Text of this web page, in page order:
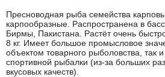
Пресноводная рыба семейства
карпообразные. Распространена в
Бирмы, Пакистана. Растёт очень
8 кг. Имеет большое промысловое
объектом товарного рыболовства, так
спортивной рыбалки (из-за больших
вкусовых качеств).